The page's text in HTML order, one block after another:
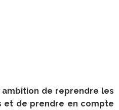
ambition de reprendre les
et de prendre en compte